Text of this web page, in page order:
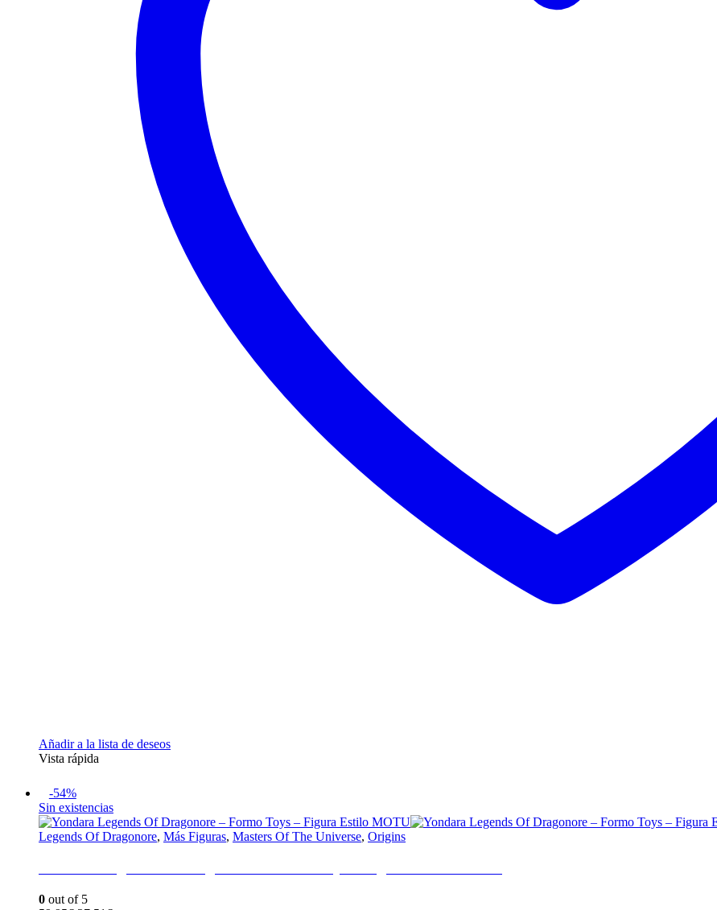
Añadir a la lista de deseos
Vista rápida
-54%
Sin existencias
Legends Of Dragonore, Más Figuras, Masters Of The Universe, Origins
0 out of 5